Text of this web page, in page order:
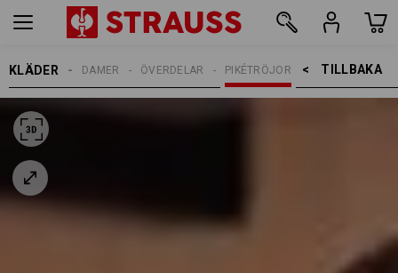
KLÄDER TILLBAKA    >
PIKÉTRÖJOR
ÖVERDELAR
DAMER